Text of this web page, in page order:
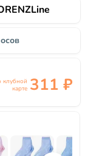
клубной
карте 311 ₽